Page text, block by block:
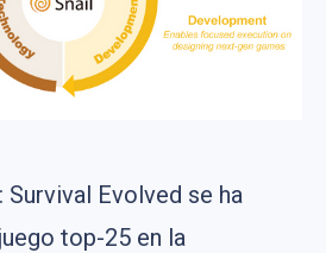
Survival Evolved se ha
top-25 en la